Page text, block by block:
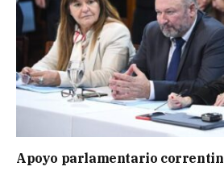
Apoyo parlamentario